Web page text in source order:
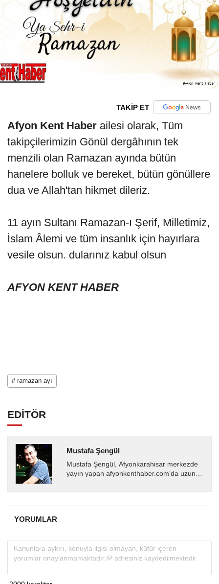
TAKİP ET
Afyon Kent Haber ailesi olarak, Tüm
takipçilerimizin Gönül dergâhının tek
menzili olan Ramazan ayında bütün
hanelere bolluk ve bereket, bütün gönüllere
dua ve Allah'tan hikmet dileriz.
11 ayın Sultanı Ramazan-ı Şerif, Milletimiz,
İslam Âlemi ve tüm insanlık için hayırlara
vesile olsun. dularınız kabul olsun
AFYON KENT HABER
# ramazan ayı
EDİTÖR
Mustafa Şengül
Mustafa Şengül, Afyonkarahisar merkezde
yayın yapan afyonkenthaber.com’da uzun
almakta, haber akışı...
YORUMLAR